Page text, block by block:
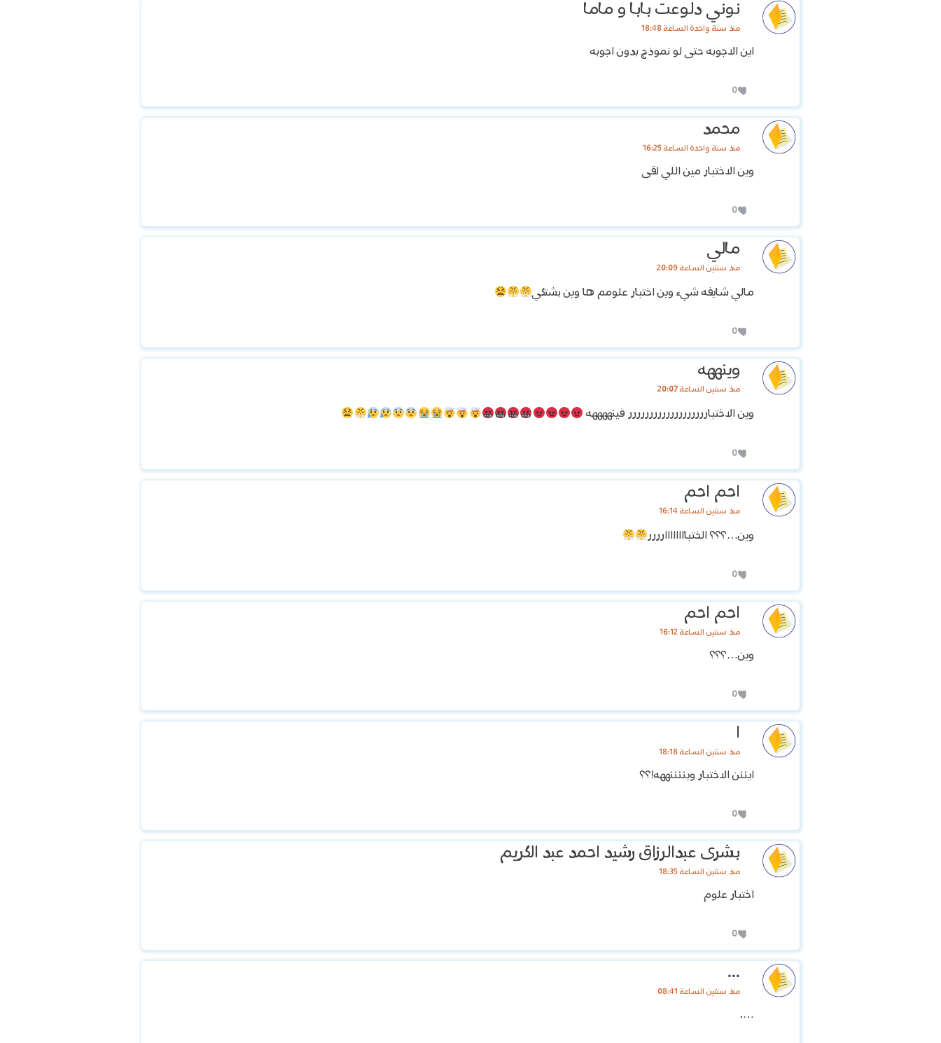
نوني دلوعت بابا و ماما
منذ سنة واحدة الساعة 18:48
اين الاجوبه حتى لو نموذج بدون اجوبه
0
محمد
منذ سنة واحدة الساعة 16:25
وين الاختبار مين اللي لقى
0
مالي
منذ سنتين الساعة 20:09
مالي شايفه شيء وين اختبار علومم ها وين بشتكي
0
وينههه
منذ سنتين الساعة 20:07
وين الاختباررررررررررررررررررر فينههههه
0
احم احم
منذ سنتين الساعة 16:14
وين…؟؟؟ الختباااااااارررر
0
احم احم
منذ سنتين الساعة 16:12
وين…؟؟؟
0
ا
منذ سنتين الساعة 18:18
ايننن الاختبار ويننننههه!؟؟
0
بشرى عبدالرزاق رشيد احمد عبد الكريم
منذ سنتين الساعة 18:35
اختبار علوم
0
...
منذ سنتين الساعة 08:41
….